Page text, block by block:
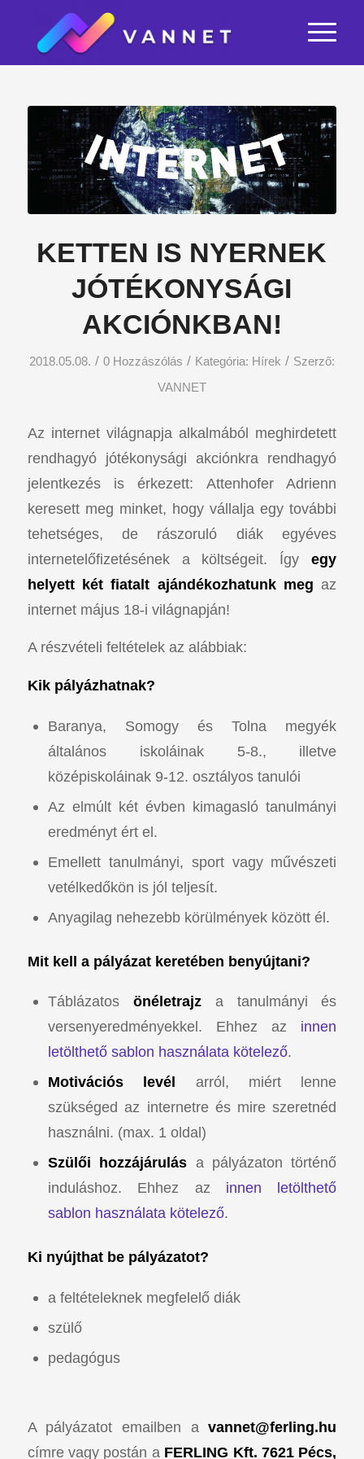
KETTEN IS NYERNEK
JÓTÉKONYSÁGI
AKCIÓNKBAN!
2018.05.08. / 0 Hozzászólás / Kategória: Hírek / Szerző:
VANNET
Az internet világnapja alkalmából meghirdetett
rendhagyó jótékonysági akciónkra rendhagyó
jelentkezés is érkezett: Attenhofer Adrienn
keresett meg minket, hogy vállalja egy további
tehetséges, de rászoruló diák egyéves
internetelőfizetésének a költségeit. Ígyegy
helyett két fiatalt ajándékozhatunk meg az
internet május 18-i világnapján!
A részvételi feltételek az alábbiak:
Kik pályázhatnak?
Baranya, Somogy és Tolna megyék
általános iskoláinak 5-8., illetve
középiskoláinak 9-12. osztályos tanulói
Az elmúlt két évben kimagasló tanulmányi
eredményt ért el.
Emellett tanulmányi, sport vagy művészeti
vetélkedőkön is jól teljesít.
Anyagilag nehezebb körülmények között él.
Mit kell a pályázat keretében benyújtani?
Táblázatos önéletrajz a tanulmányi és
versenyeredményekkel. Ehhez az innen
letölthető sablon használata kötelező.
Motivációs levél arról, miért lenne
szükséged az internetre és mire szeretnéd
használni. (max. 1 oldal)
Szülői hozzájárulás a pályázaton történő
induláshoz. Ehhez az innen letölthető
sablon használata kötelező.
Ki nyújthat be pályázatot?
a feltételeknek megfelelő diák
szülő
pedagógus
A pályázatot emailben avannet@ferling.hu
címre vagy postán a FERLING Kft. 7621 Pécs,